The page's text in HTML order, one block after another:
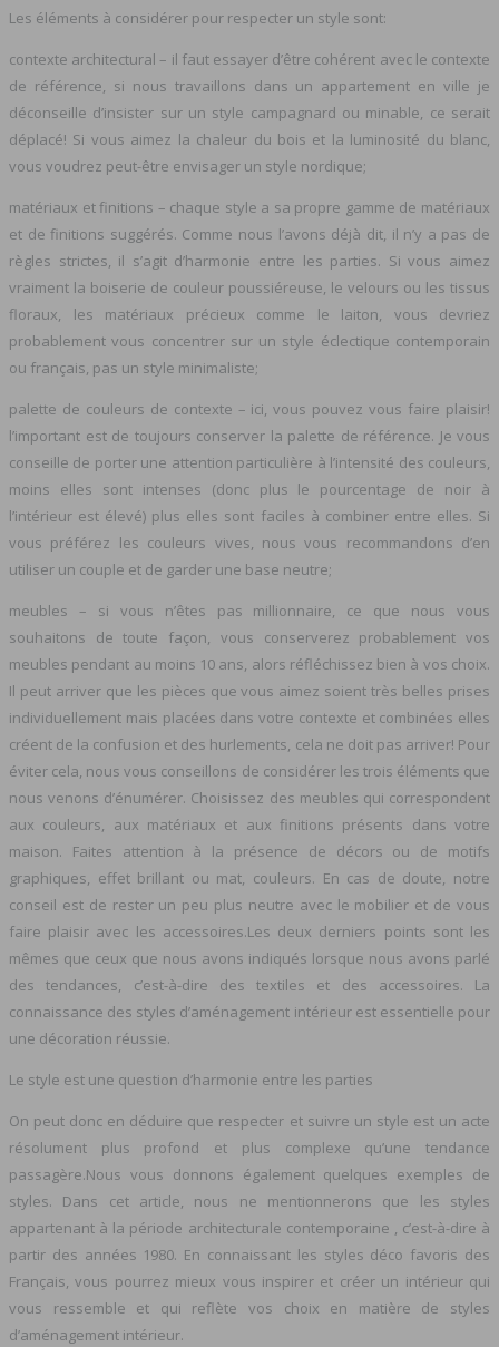
Les éléments à considérer pour respecter un style sont:
contexte architectural – il faut essayer d’être cohérent avec le contexte
de référence, si nous travaillons dans un appartement en ville je
déconseille d’insister sur un style campagnard ou minable, ce serait
déplacé! Si vous aimez la chaleur du bois et la luminosité du blanc,
vous voudrez peut-être envisager un style nordique;
matériaux et finitions – chaque style a sa propre gamme de matériaux
et de finitions suggérés. Comme nous l’avons déjà dit, il n’y a pas de
règles strictes, il s’agit d’harmonie entre les parties. Si vous aimez
vraiment la boiserie de couleur poussiéreuse, le velours ou les tissus
floraux, les matériaux précieux comme le laiton, vous devriez
probablement vous concentrer sur un style éclectique contemporain
ou français, pas un style minimaliste;
palette de couleurs de contexte – ici, vous pouvez vous faire plaisir!
l’important est de toujours conserver la palette de référence. Je vous
conseille de porter une attention particulière à l’intensité des couleurs,
moins elles sont intenses (donc plus le pourcentage de noir à
l’intérieur est élevé) plus elles sont faciles à combiner entre elles. Si
vous préférez les couleurs vives, nous vous recommandons d’en
utiliser un couple et de garder une base neutre;
meubles – si vous n’êtes pas millionnaire, ce que nous vous
souhaitons de toute façon, vous conserverez probablement vos
meubles pendant au moins 10 ans, alors réfléchissez bien à vos choix.
Il peut arriver que les pièces que vous aimez soient très belles prises
individuellement mais placées dans votre contexte et combinées elles
créent de la confusion et des hurlements, cela ne doit pas arriver! Pour
éviter cela, nous vous conseillons de considérer les trois éléments que
nous venons d’énumérer. Choisissez des meubles qui correspondent
aux couleurs, aux matériaux et aux finitions présents dans votre
maison. Faites attention à la présence de décors ou de motifs
graphiques, effet brillant ou mat, couleurs. En cas de doute, notre
conseil est de rester un peu plus neutre avec le mobilier et de vous
faire plaisir avec les accessoires.Les deux derniers points sont les
mêmes que ceux que nous avons indiqués lorsque nous avons parlé
des tendances, c’est-à-dire des textiles et des accessoires. La
connaissance des styles d’aménagement intérieur est essentielle pour
une décoration réussie.
Le style est une question d’harmonie entre les parties
On peut donc en déduire que respecter et suivre un style est un acte
résolument plus profond et plus complexe qu’une tendance
passagère.Nous vous donnons également quelques exemples de
styles. Dans cet article, nous ne mentionnerons que les styles
appartenant à la période architecturale contemporaine , c’est-à-dire à
partir des années 1980. En connaissant les styles déco favoris des
Français, vous pourrez mieux vous inspirer et créer un intérieur qui
vous ressemble et qui reflète vos choix en matière de styles
d’aménagement intérieur.